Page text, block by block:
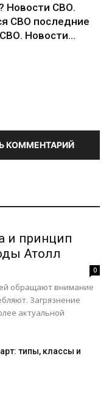
Новости СВО.
СВО последние
Новости...
КОММЕНТАРИЙ
и принцип
Атолл
0
обращают внимание
Загрязнение
актуальной
типы, классы и